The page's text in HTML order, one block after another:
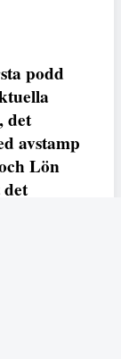
podd
det
avstamp
Lön